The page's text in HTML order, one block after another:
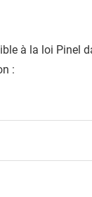
à la loi Pinel
: